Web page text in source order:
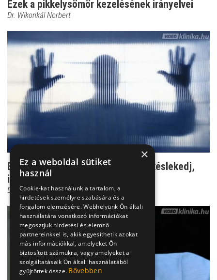
Ezek a pikkelysömör kezelésének irányelvei
Dr. Wikonkál Norbert
Egyre szaporodó bőrtünetek - Ne késlekedj,
ideje orvoshoz fo...
Dr. Wikonkál Norbert
×
Ez a weboldal sütiket
használ
Cookie-kat használunk a tartalom, a
hirdetések személyre szabására és a
forgalom elemzésére. Webhelyünk Ön általi
használatára vonatkozó információkat
megosztjuk hirdetési és elemző
partnereinkkel is, akik egyesíthetik azokat
más információkkal, amelyeket Ön
biztosított számukra, vagy amelyeket a
szolgáltatásaik Ön általi használatából
gyűjtöttek össze. Bővebben